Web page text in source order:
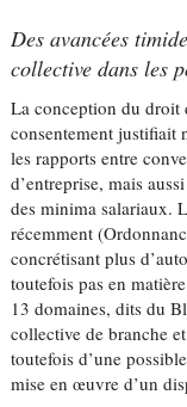
Des avancées
collective dans les
La conception du droit
consentement justifiait
les rapports entre
d’entreprise, mais
des minima salariaux.
récemment
concrétisant plus
toutefois pas en
13 domaines, dits du
collective de branche
toutefois d’une
mise en œuvre d’un